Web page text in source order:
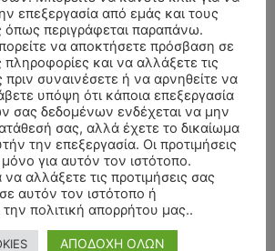
Διαβάστε περισσότερα
ΜΝΗΜΟΣΥΝΟ
3/5/2026 –
επεξεργασία από εμάς και τους
όπως περιγράφεται παραπάνω.
να αποκτήσετε πρόσβαση σε
πληροφορίες και να αλλάξετε τις
πριν συναινέσετε ή να αρνηθείτε να
υπόψη ότι κάποια επεξεργασία
σας δεδομένων ενδέχεται να μην
σας, αλλά έχετε το δικαίωμα
την επεξεργασία. Οι προτιμήσεις
για αυτόν τον ιστότοπο.
αλλάξετε τις προτιμήσεις σας
αυτόν τον ιστότοπο ή
την πολιτική απορρήτου μας..
ΑΠΟΔΟΧΗ ΟΛΩΝ